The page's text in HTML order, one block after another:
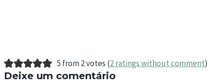
5 from 2 votes (2 ratings without comment)
Deixe um comentário